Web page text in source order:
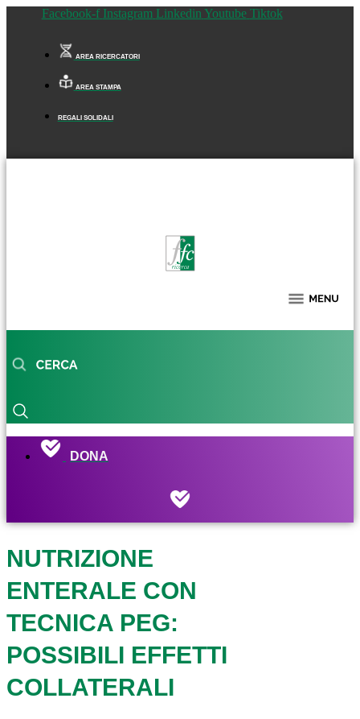
Facebook-f Instagram Linkedin Youtube Tiktok
AREA RICERCATORI
AREA STAMPA
REGALI SOLIDALI
DONA
NUTRIZIONE
ENTERALE CON
TECNICA PEG:
POSSIBILI EFFETTI
COLLATERALI